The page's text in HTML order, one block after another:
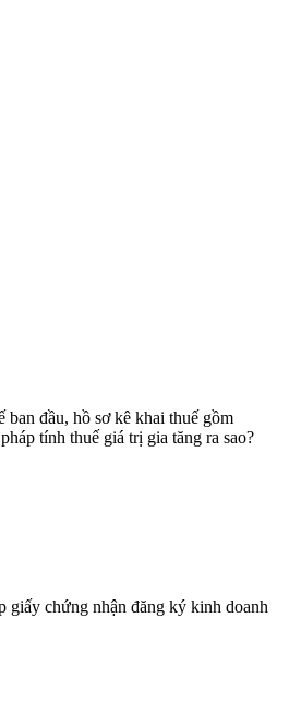
đầu, hồ sơ kê khai thuế gồm
tính thuế giá trị gia tăng ra sao?
giấy chứng nhận đăng ký kinh doanh